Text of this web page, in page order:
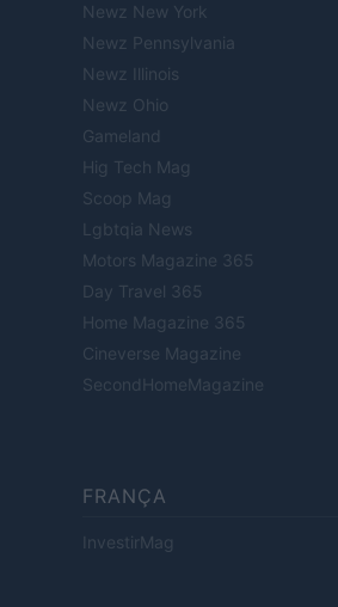
Newz New York
Newz Pennsylvania
Newz Illinois
Newz Ohio
Gameland
Hig Tech Mag
Scoop Mag
Lgbtqia News
Motors Magazine 365
Day Travel 365
Home Magazine 365
Cineverse Magazine
SecondHomeMagazine
FRANÇA
InvestirMag